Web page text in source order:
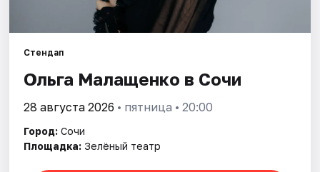
Площадки
Артисты
Рейтинги
Стендап
Ольга Малащенко в Сочи
28 августа 2026 • пятница • 20:00
Город: Сочи
Площадка: Зелёный театр